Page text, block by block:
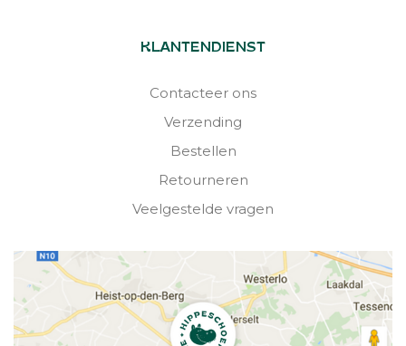
KLANTENDIENST
Contacteer ons
Verzending
Bestellen
Retourneren
Veelgestelde vragen